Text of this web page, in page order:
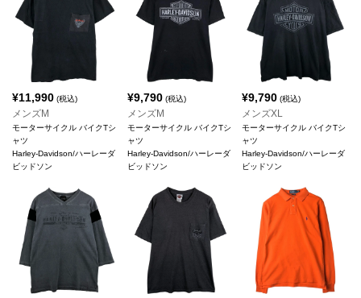
¥11,990 (税込)
メンズM
モーターサイクル バイクTシ
ャツ
Harley-Davidson/ハーレーダ
ビッドソン
¥9,790(税込)
メンズM
モーターサイクル バイクTシ
ャツ
Harley-Davidson/ハーレーダ
ビッドソン
¥9,790 (税込)
メンズXL
モーターサイクル バイクTシ
ャツ
Harley-Davidson/ハーレーダ
ビッドソン